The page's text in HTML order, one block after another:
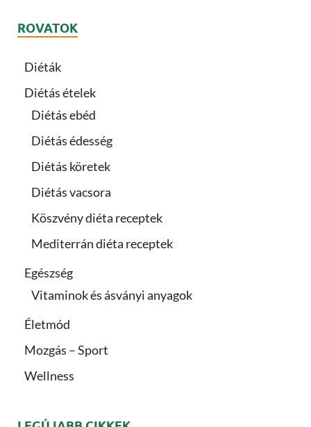
ROVATOK
Diéták
Diétás ételek
Diétás ebéd
Diétás édesség
Diétás köretek
Diétás vacsora
Köszvény diéta receptek
Mediterrán diéta receptek
Egészség
Vitaminok és ásványi anyagok
Életmód
Mozgás – Sport
Wellness